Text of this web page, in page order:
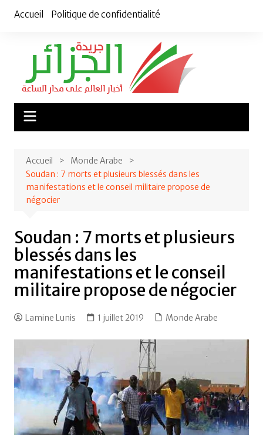
Accueil Politique de confidentialité
Accueil
Monde Arabe
Soudan : 7 morts et plusieurs blessés dans les
manifestations et le conseil militaire propose de
négocier
Soudan : 7 morts et plusieurs
blessés dans les
manifestations et le conseil
militaire propose de négocier
Lamine Lunis 1 juillet 2019 Monde Arabe